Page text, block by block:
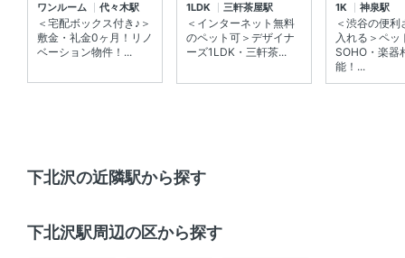
部屋の特徴
全居室フローリング 、 角部屋 、 メゾネット
共用部
ワンルーム 代々木駅
＜宅配ボックス付き♪＞
敷金・礼金0ヶ月！リノ
ベーション物件！...
1LDK 三軒茶屋駅
＜インターネット無料
のペット可＞デザイナ
ーズ1LDK・三軒茶...
1K 神泉駅
＜渋谷の便利
入れる＞ペッ
SOHO・楽器
能！...
下北沢の近隣駅から探す
下北沢駅周辺の区から探す